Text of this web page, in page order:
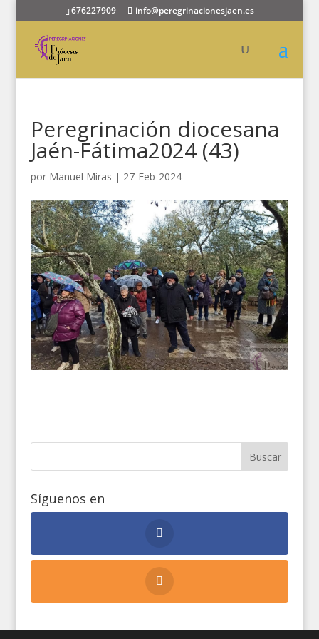
676227909 info@peregrinacionesjaen.es
Peregrinación diocesana
Jaén-Fátima2024 (43)
por Manuel Miras | 27-Feb-2024
Síguenos en